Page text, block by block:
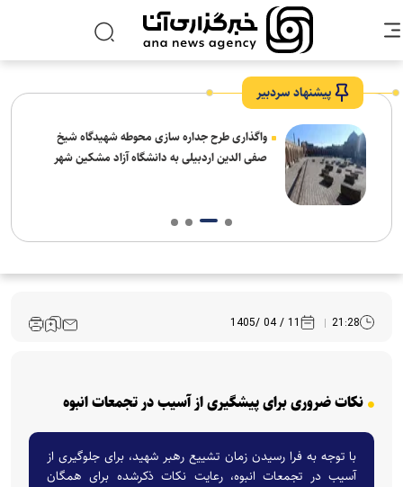
پیشنهاد سردبیر
واگذاری طرح جداره سازی محوطه شهیدگاه شیخ
صفی الدین اردبیلی به دانشگاه آزاد مشکین شهر
21:28
11 / 04 /1405
نکات ضروری برای پیشگیری از آسیب در تجمعات انبوه
با توجه به فرا رسیدن زمان تشییع رهبر شهید، برای جلوگیری از
آسیب در تجمعات انبوه، رعایت نکات ذکرشده برای همگان